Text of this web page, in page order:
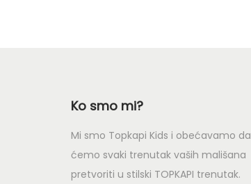
Ko smo mi?
Mi smo Topkapi Kids i obećavamo da
ćemo svaki trenutak vaših mališana
pretvoriti u stilski TOPKAPI trenutak.